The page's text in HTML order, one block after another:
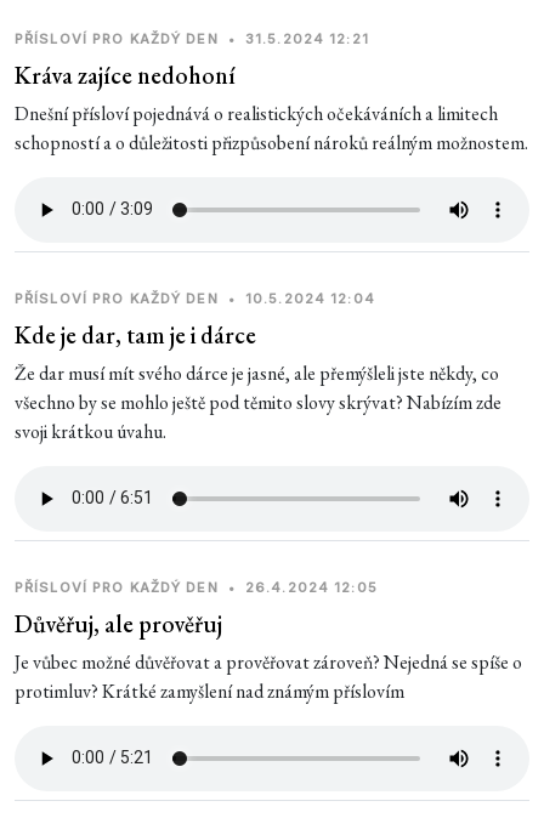
PŘÍSLOVÍ PRO KAŽDÝ DEN • 31.5.2024 12:21
Kráva zajíce nedohoní
Dnešní přísloví pojednává o realistických očekáváních a limitech
schopností a o důležitosti přizpůsobení nároků reálným možnostem.
PŘÍSLOVÍ PRO KAŽDÝ DEN • 10.5.2024 12:04
Kde je dar, tam je i dárce
Že dar musí mít svého dárce je jasné, ale přemýšleli jste někdy, co
všechno by se mohlo ještě pod těmito slovy skrývat? Nabízím zde
svoji krátkou úvahu.
PŘÍSLOVÍ PRO KAŽDÝ DEN • 26.4.2024 12:05
Důvěřuj, ale prověřuj
Je vůbec možné důvěřovat a prověřovat zároveň? Nejedná se spíše o
protimluv? Krátké zamyšlení nad známým příslovím